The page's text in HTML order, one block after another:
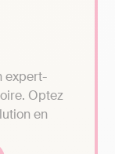
expert-
Optez
en